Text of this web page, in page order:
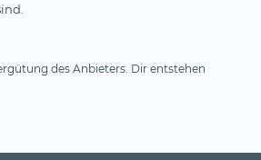
des Anbieters. Dir entstehen